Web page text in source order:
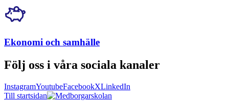
Ekonomi och samhälle
Följ oss i våra sociala kanaler
InstagramYoutubeFacebookXLinkedIn
Till startsidan